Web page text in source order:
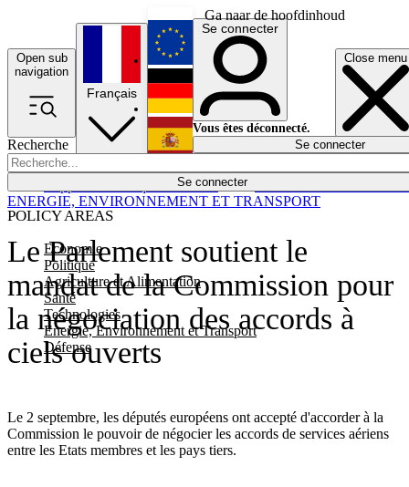
Ga naar de hoofdinhoud
Open sub
navigation
Close menu
Recherche
Se connecter
POLICY AREAS
Economie
Politique
Agriculture et Alimentation
Santé
Technologies
Energie, Environnement et Transport
Défense
Économie
Français
English
Deutsch
Español
Se connecter
Vous êtes déconnecté.
Se connecter
Le Parlement soutient le
mandat de la Commission pour
la négociation des accords à
ciels ouverts
Le 2 septembre, les députés européens ont accepté d'accorder à la
Commission le pouvoir de négocier les accords de services aériens
entre les Etats membres et les pays tiers.
ENERGIE, ENVIRONNEMENT ET TRANSPORT